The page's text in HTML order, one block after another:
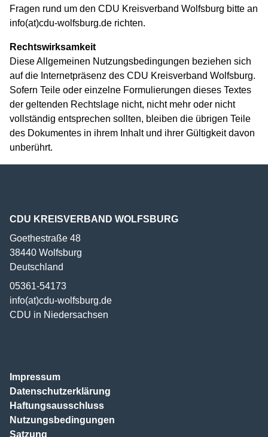
Fragen rund um den CDU Kreisverband Wolfsburg bitte an
info(at)cdu-wolfsburg.de richten.
Rechtswirksamkeit
Diese Allgemeinen Nutzungsbedingungen beziehen sich
auf die Internetpräsenz des CDU Kreisverband Wolfsburg.
Sofern Teile oder einzelne Formulierungen dieses Textes
der geltenden Rechtslage nicht, nicht mehr oder nicht
vollständig entsprechen sollten, bleiben die übrigen Teile
des Dokumentes in ihrem Inhalt und ihrer Gültigkeit davon
unberührt.
CDU KREISVERBAND WOLFSBURG
Goethestraße 48
38440 Wolfsburg
Deutschland
05361-54173
info(at)cdu-wolfsburg.de
CDU in Niedersachsen
Impressum
Datenschutzerklärung
Haftungsausschluss
Nutzungsbedingungen
Satzung